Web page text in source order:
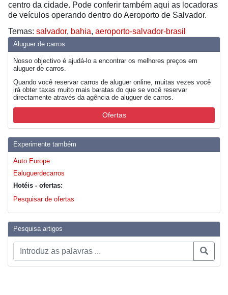
Aluguer de carros
Nosso objectivo é ajudá-lo a encontrar os melhores preços em
aluguer de carros.
Quando você reservar carros de aluguer online, muitas vezes você
irá obter taxas muito mais baratas do que se você reservar
directamente através da agência de aluguer de carros.
Ofertas
Experimente também
Auto Europe
Ealuguerdecarros
Hotéis - ofertas:
Pesquisar de ofertas
Pesquisa artigos
centro da cidade. Pode conferir também aqui as locadoras
de veículos operando dentro do Aeroporto de Salvador.
Temas: salvador, bahia, aeroporto-salvador-brasil